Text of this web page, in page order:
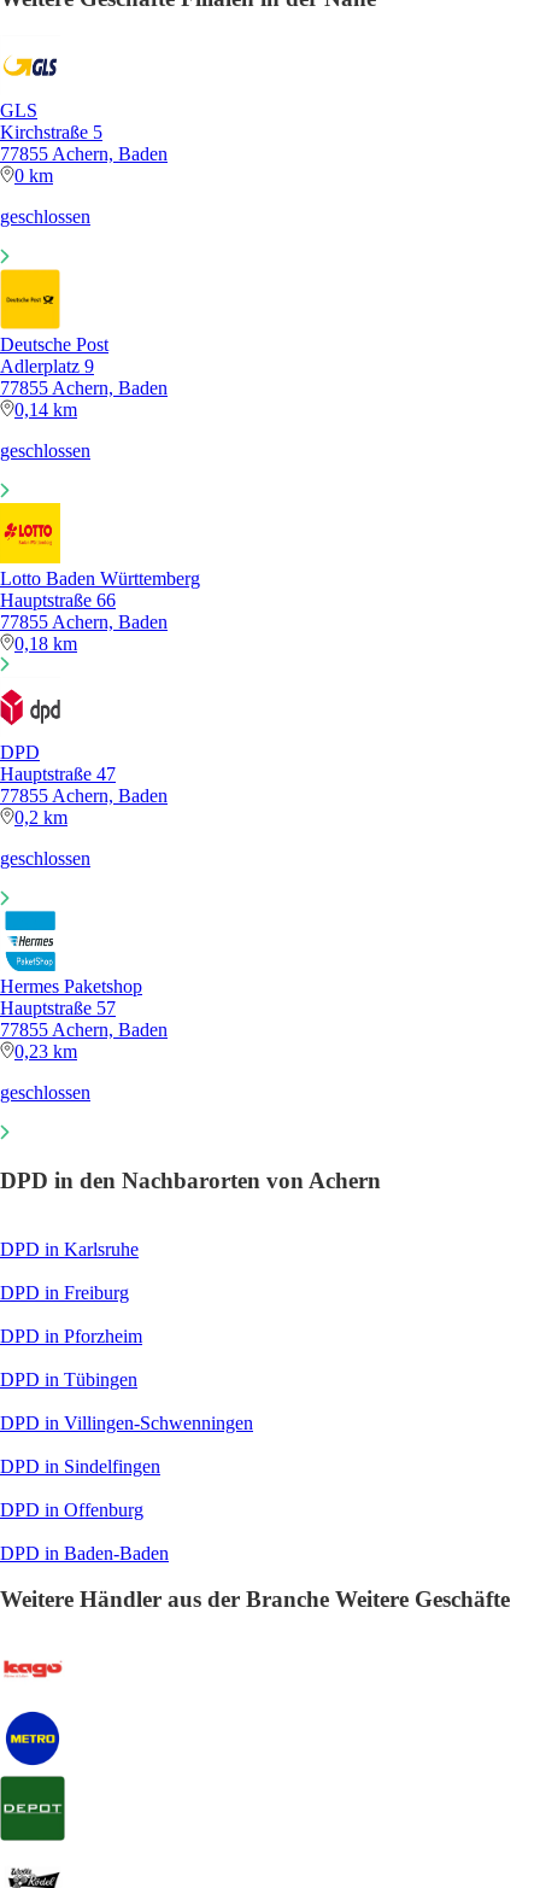
GLS
Kirchstraße 5
77855 Achern, Baden
0 km
geschlossen
Deutsche Post
Adlerplatz 9
77855 Achern, Baden
0,14 km
geschlossen
Lotto Baden Württemberg
Hauptstraße 66
77855 Achern, Baden
0,18 km
DPD
Hauptstraße 47
77855 Achern, Baden
0,2 km
geschlossen
Hermes Paketshop
Hauptstraße 57
77855 Achern, Baden
0,23 km
geschlossen
DPD in den Nachbarorten von Achern
DPD in Karlsruhe
DPD in Freiburg
DPD in Pforzheim
DPD in Tübingen
DPD in Villingen-Schwenningen
DPD in Sindelfingen
DPD in Offenburg
DPD in Baden-Baden
Weitere Händler aus der Branche Weitere Geschäfte